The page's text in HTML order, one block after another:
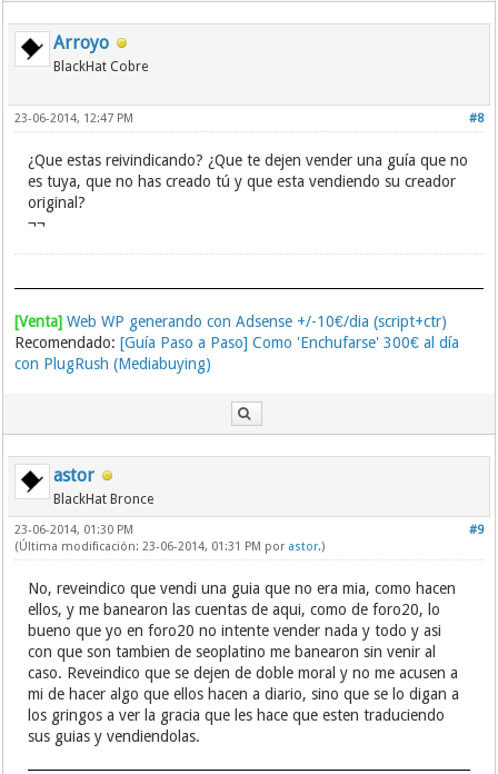
Arroyo
BlackHat Cobre
#8
23-06-2014, 12:47 PM
¿Que estas reivindicando? ¿Que te dejen vender una guía que no
es tuya, que no has creado tú y que esta vendiendo su creador
original?
¬¬
[Venta] Web WP generando con Adsense +/-10€/dia (script+ctr)
Recomendado:[Guía Paso a Paso] Como 'Enchufarse' 300€ al día
con PlugRush (Mediabuying)
astor
BlackHat Bronce
#9
23-06-2014, 01:30 PM
(Última modificación: 23-06-2014, 01:31 PM por astor.)
No, reveindico que vendi una guia que no era mia, como hacen
ellos, y me banearon las cuentas de aqui, como de foro20, lo
bueno que yo en foro20 no intente vender nada y todo y asi
con que son tambien de seoplatino me banearon sin venir al
caso. Reveindico que se dejen de doble moral y no me acusen a
mi de hacer algo que ellos hacen a diario, sino que se lo digan a
los gringos a ver la gracia que les hace que esten traduciendo
sus guias y vendiendolas.